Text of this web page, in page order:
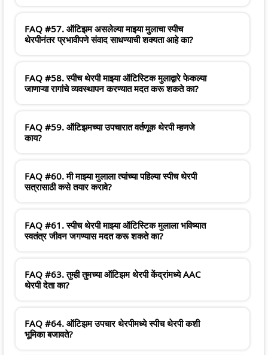
FAQ #57. ऑटिझम असलेल्या माझ्या मुलाचा स्पीच
थेरपीनंतर प्रभावीपणे संवाद साधण्याची शक्यता आहे का?
FAQ #58. स्पीच थेरपी माझ्या ऑटिस्टिक मुलाद्वारे फेकल्या
जाणाऱ्या रागांचे व्यवस्थापन करण्यात मदत करू शकते का?
FAQ #59. ऑटिझमच्या उपचारात वर्तणूक थेरपी म्हणजे
काय?
FAQ #60. मी माझ्या मुलाला त्यांच्या पहिल्या स्पीच थेरपी
सत्रासाठी कसे तयार करावे?
FAQ #61. स्पीच थेरपी माझ्या ऑटिस्टिक मुलाला भविष्यात
स्वतंत्र जीवन जगण्यास मदत करू शकते का?
FAQ #63. तुम्ही तुमच्या ऑटिझम थेरपी केंद्रांमध्ये AAC
थेरपी देता का?
FAQ #64. ऑटिझम उपचार थेरपीमध्ये स्पीच थेरपी कशी
भूमिका बजावते?